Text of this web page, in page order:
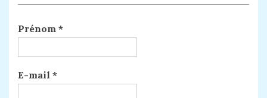
Prénom *
E-mail *